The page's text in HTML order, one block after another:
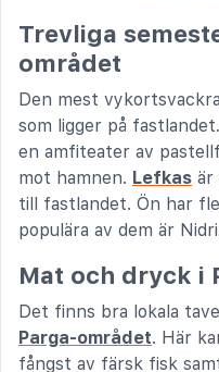
Trevliga
området
Den mest
som ligger på
en amfiteater av
mot hamnen. Lefkas är
till fastlandet. Ön har
populära av dem är
Mat och dryck i
Det finns bra lokala
Parga-området. Här
fångst av färsk fisk